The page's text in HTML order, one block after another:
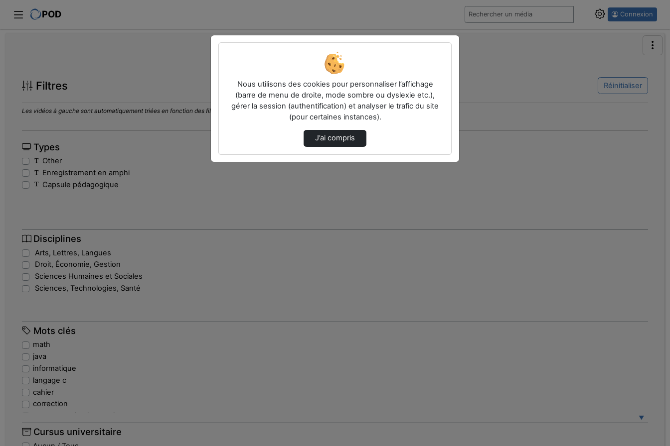
POD Connexion
Filtres Réinitialiser
Les vidéos à gauche sont automatiquement triées en fonction des filtres sélectionnés ci-dessous. Vérifiez les options pour ajuster les résultats.
Types
Other
Enregistrement en amphi
Capsule pédagogique
Disciplines
Arts, Lettres, Langues
Droit, Économie, Gestion
Sciences Humaines et Sociales
Sciences, Technologies, Santé
Mots clés
math
java
informatique
langage c
cahier
correction
programmation imperative
echouage
Cursus universitaire
Nous utilisons des cookies pour personnaliser l’affichage
(barre de menu de droite, mode sombre ou dyslexie etc.),
gérer la session (authentification) et analyser le trafic du site
(pour certaines instances).
J’ai compris